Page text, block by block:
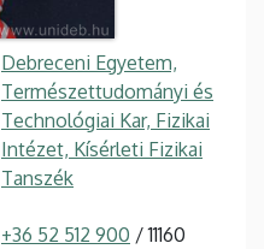
Debreceni Egyetem,
Természettudományi és
Technológiai Kar, Fizikai
Intézet, Kísérleti Fizikai
Tanszék
+36 52 512 900 / 11160